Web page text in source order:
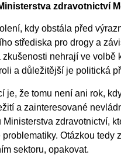
zdravotnictví
kdy obstála před
střediska pro drogy a
zkušenosti nehrají ve volbě
a důležitější je politická
je, že tomu není ani rok,
a zainteresované
Ministerstva zdravotnictví,
problematiky. Otázkou tedy
sektoru, opakovat.